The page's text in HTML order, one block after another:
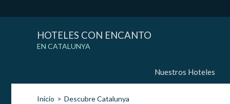
HOTELES CON ENCANTO
EN CATALUNYA
Nuestros Hoteles
Inicio Descubre Catalunya